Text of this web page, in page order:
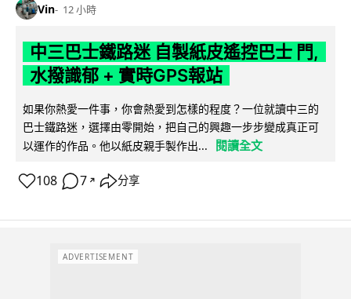
Vin 12 小時
中三巴士鐵路迷 自製紙皮遙控巴士 門,
水撥識郁 + 實時GPS報站
如果你熱愛一件事，你會熱愛到怎樣的程度？一位就讀中三的
巴士鐵路迷，選擇由零開始，把自己的興趣一步步變成真正可
以運作的作品。他以紙皮親手製作出...
閱讀全文
108 7 ↗ 分享
ADVERTISEMENT